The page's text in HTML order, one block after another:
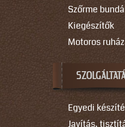
Szőrme
Kiegészítők
Motoros
Egyedi
Javítás,